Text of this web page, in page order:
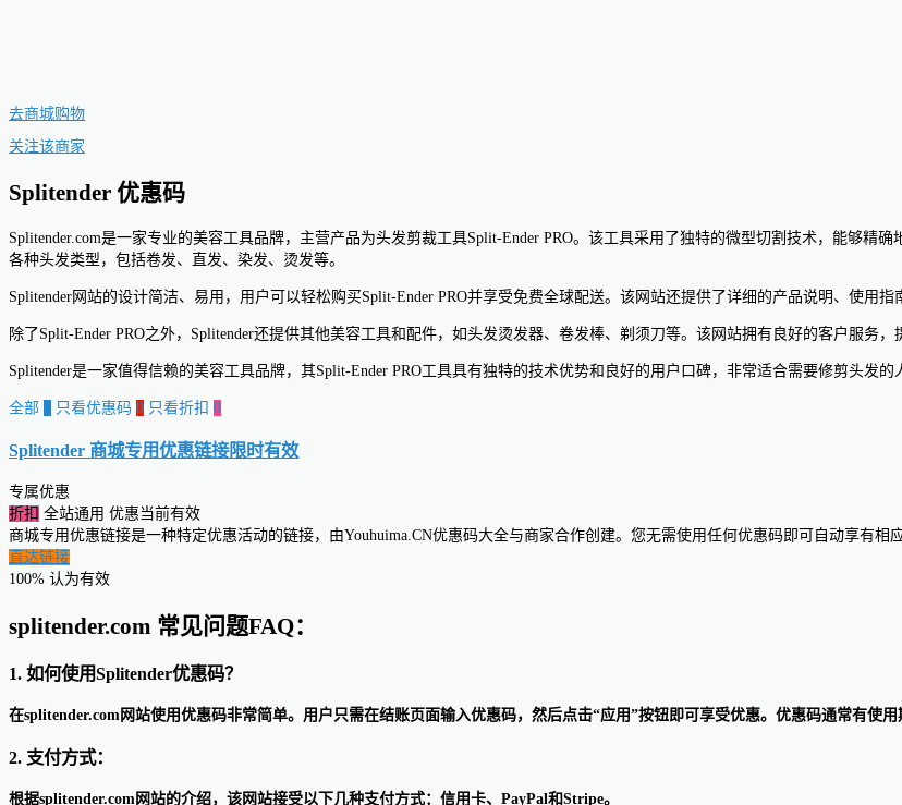
去商城购物
关注该商家
Splitender 优惠码
Splitender.com是一家专业的美容工具品牌，主营产品为头发剪裁工具Split-Ender PRO。该工具采用了独特的微型切割技术，能够精
各种头发类型，包括卷发、直发、染发、烫发等。
Splitender网站的设计简洁、易用，用户可以轻松购买Split-Ender PRO并享受免费全球配送。该网站还提供了详细的产品说明、使用
除了Split-Ender PRO之外，Splitender还提供其他美容工具和配件，如头发烫发器、卷发棒、剃须刀等。该网站拥有良好的客户服务
Splitender是一家值得信赖的美容工具品牌，其Split-Ender PRO工具具有独特的技术优势和良好的用户口碑，非常适合需要修剪头发的
全部 只看优惠码 0 只看折扣 0
Splitender 商城专用优惠链接限时有效
专属优惠
折扣 全站通用 优惠当前有效
商城专用优惠链接是一种特定优惠活动的链接，由Youhuima.CN优惠码大全与商家合作创建。您无需使用任何优惠码即可自动享有相应
直达链接
100% 认为有效
splitender.com 常见问题FAQ：
1. 如何使用Splitender优惠码？
在splitender.com网站使用优惠码非常简单。用户只需在结账页面输入优惠码，然后点击“应用”按钮即可享受优惠。优惠码通常有使
2. 支付方式：
根据splitender.com网站的介绍，该网站接受以下几种支付方式：信用卡、PayPal和Stripe。